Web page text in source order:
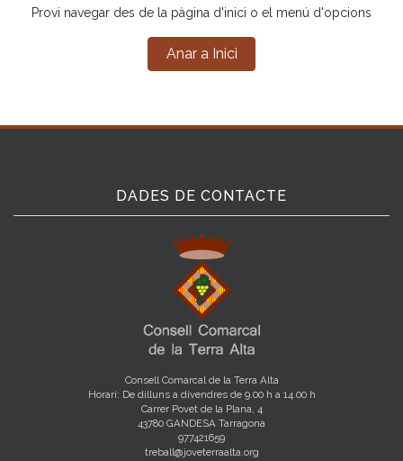
Provi navegar des de la pàgina d'inici o el menú d'opcions
Anar a Inici
DADES DE CONTACTE
Consell Comarcal de la Terra Alta
Horari: De dilluns a divendres de 9.00 h a 14.00 h
Carrer Povet de la Plana, 4
43780 GANDESA Tarragona
977421659
treball@joveterraalta.org